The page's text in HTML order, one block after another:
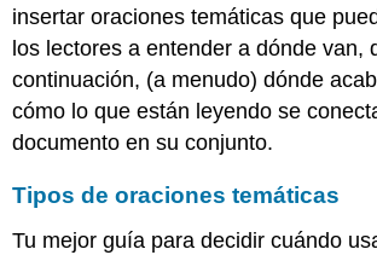
insertar oraciones temáticas que
los lectores a entender a dónde van,
continuación, (a menudo) dónde
cómo lo que están leyendo se
documento en su conjunto.
Tipos de oraciones temáticas
Tu mejor guía para decidir cuándo